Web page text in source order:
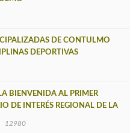
DE CONTULMO
DEPORTIVAS
BIENVENIDA AL PRIMER
DE INTERÉS REGIONAL DE LA
12980